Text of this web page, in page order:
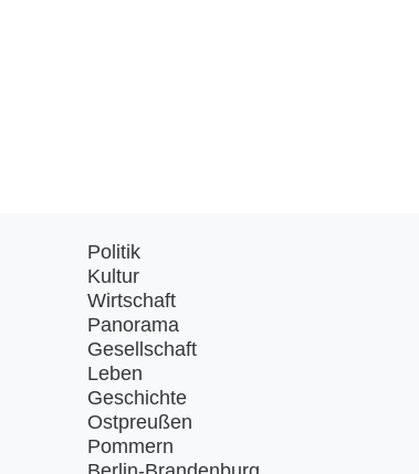
Politik
Kultur
Wirtschaft
Panorama
Gesellschaft
Leben
Geschichte
Ostpreußen
Pommern